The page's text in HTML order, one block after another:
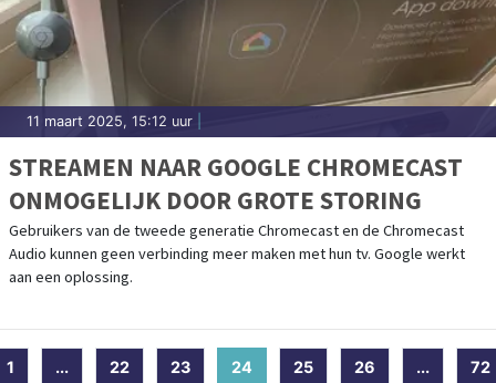
11 maart 2025, 15:12 uur
STREAMEN NAAR GOOGLE CHROMECAST
ONMOGELIJK DOOR GROTE STORING
Gebruikers van de tweede generatie Chromecast en de Chromecast
Audio kunnen geen verbinding meer maken met hun tv. Google werkt
aan een oplossing.
1 ... 22 23 24 (current)
25 26 ... 72